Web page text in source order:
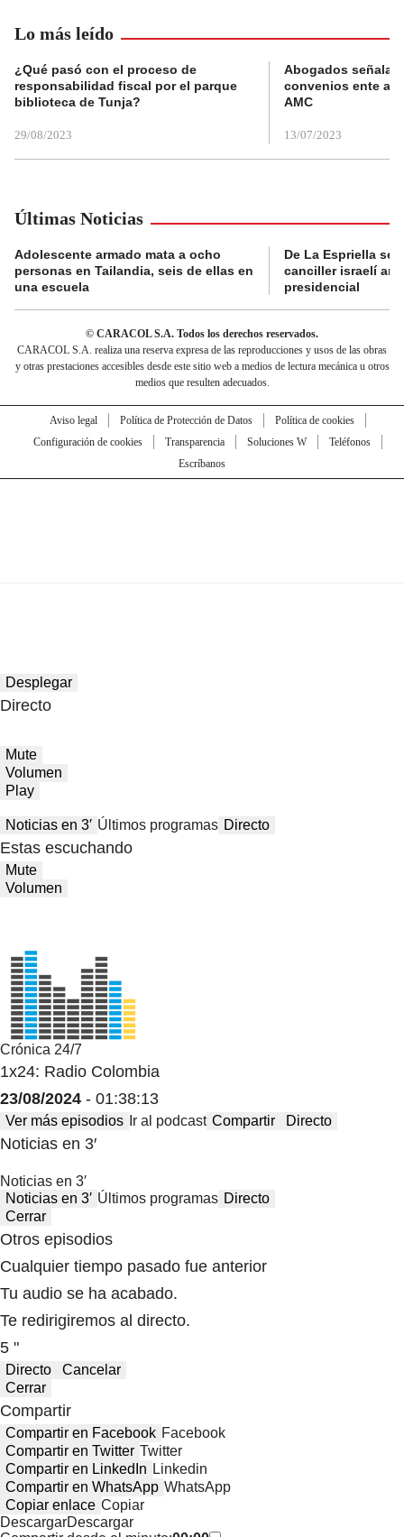
Lo más leído
¿Qué pasó con el proceso de
responsabilidad fiscal por el parque
biblioteca de Tunja?
29/08/2023
Abogados
convenios ente
AMC
13/07/2023
Últimas Noticias
Adolescente armado mata a ocho
personas en Tailandia, seis de ellas en
una escuela
De La Espriella se
canciller israelí
presidencial
© CARACOL S.A. Todos los derechos reservados.
CARACOL S.A. realiza una reserva expresa de las reproducciones y usos de las obras
y otras prestaciones accesibles desde este sitio web a medios de lectura mecánica u otros
medios que resulten adecuados.
Aviso legal Política de Protección de Datos
Política de cookies
Configuración de cookies
Transparencia Soluciones W
Teléfonos
Escríbanos
Desplegar
Directo
Mute
Volumen
Play
Noticias en 3′ Últimos programas Directo
Estas escuchando
Mute
Volumen
Crónica 24/7
1x24: Radio Colombia
23/08/2024 - 01:38:13
Ver más episodios Ir al podcast Compartir Directo
Noticias en 3′
Noticias en 3′
Noticias en 3′ Últimos programas Directo
Cerrar
Otros episodios
Cualquier tiempo pasado fue anterior
Tu audio se ha acabado.
Te redirigiremos al directo.
5 "
Directo
Cancelar
Cerrar
Compartir
Compartir en Facebook Facebook
Compartir en Twitter Twitter
Compartir en LinkedIn Linkedin
Compartir en WhatsApp WhatsApp
Copiar enlace Copiar
DescargarDescargar